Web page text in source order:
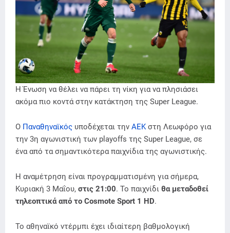
Η Ένωση να θέλει να πάρει τη νίκη για να πλησιάσει
ακόμα πιο κοντά στην κατάκτηση της Super League.
Ο Παναθηναϊκός υποδέχεται την ΑΕΚστη Λεωφόρο για
την 3η αγωνιστική των playoffs της Super League, σε
ένα από τα σημαντικότερα παιχνίδια της αγωνιστικής.
Η αναμέτρηση είναι προγραμματισμένη για σήμερα,
Κυριακή 3 Μαΐου, στις 21:00. Το παιχνίδι θα μεταδοθεί
τηλεοπτικά από το Cosmote Sport 1 HD.
Το αθηναϊκό ντέρμπι έχει ιδιαίτερη βαθμολογική